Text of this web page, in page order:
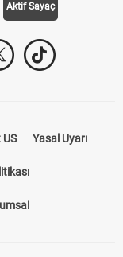
Aktif Sayaç
Yasal Uyarı